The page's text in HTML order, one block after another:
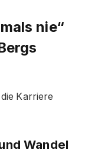
nie“
Karriere
Wandel